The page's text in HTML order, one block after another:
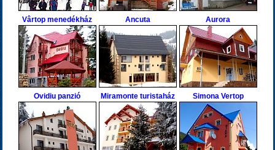
Vârtop menedékház Ancuta Aurora
Ovidiu panzió Miramonte turistaház Simona Vertop